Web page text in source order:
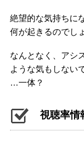
絶望的な気持ちに
何が起きるのでし
なんとなく、アシ
ような気もしない
…一体？
視聴率情